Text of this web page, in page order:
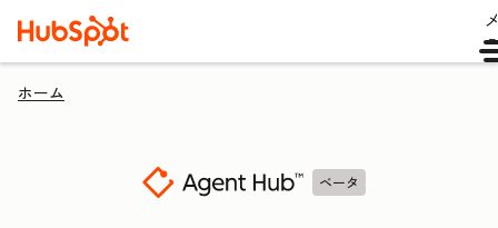
ホーム
ベータ